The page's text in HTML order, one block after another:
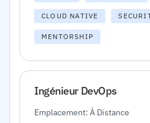
CLOUD NATIVE
MENTORSHIP
Ingénieur DevOps
Emplacement: À Distance